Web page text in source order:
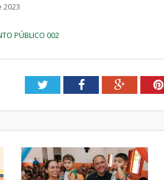
2023
PÚBLICO 002
TwitterFacebookGoogle+